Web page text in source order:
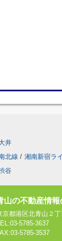
井
北線 / 湘南新宿ラ
谷
山の不動産情
京都港区北青山２
5785-3637
5785-3537